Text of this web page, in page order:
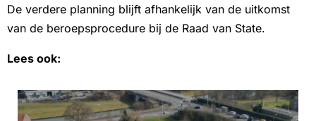
De verdere planning blijft afhankelijk van de uitkomst
van de beroepsprocedure bij de Raad van State.
Lees ook: